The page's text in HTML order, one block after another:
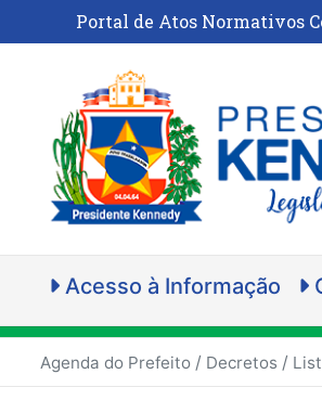
Portal de Atos Normativos
Acesso à Informação
Agenda do Prefeito / Decretos /